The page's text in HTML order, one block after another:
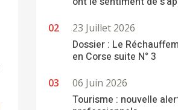
23 Juillet 2026
Dossier : Le
en Corse suite N° 3
06 Juin 2026
Tourisme : nouvelle